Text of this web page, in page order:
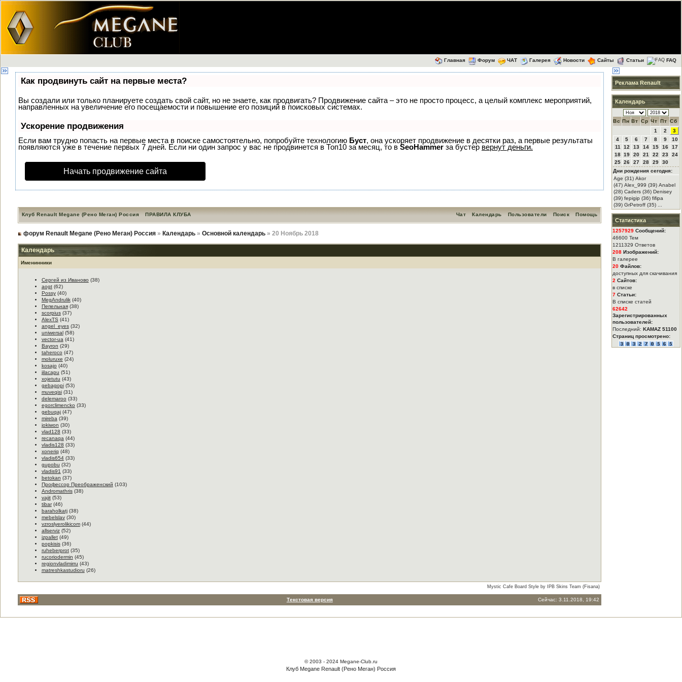
Главная Форум ЧАТ Галерея Новости Сайты Статьи FAQ
Как продвинуть сайт на первые места?
Вы создали или только планируете создать свой сайт, но не знаете, как продвигать? Продвижение сайта – это не просто процесс, а целый комплекс мероприятий,
направленных на увеличение его посещаемости и повышение его позиций в поисковых системах.
Ускорение продвижения
Если вам трудно попасть на первые места в поиске самостоятельно, попробуйте технологию Буст, она ускоряет продвижение в десятки раз, а первые результаты
появляются уже в течение первых 7 дней. Если ни один запрос у вас не продвинется в Топ10 за месяц, то в SeoHammer за бустер вернут деньги.
Начать продвижение сайта
Клуб Renault Megane (Рено Меган) Россия ПРАВИЛА КЛУБА Помощь
Поиск
Пользователи
Календарь
Чат
форум Renault Megane (Рено Меган) Россия» Календарь» Основной календарь» 20 Ноябрь 2018
Календарь
Именинники
Сергей из Иваново (38)
aogt(62)
Possy(40)
MegAndrulik(40)
Пепельная(38)
scorpius(37)
AlexTS (41)
angel_eyes(32)
uniwersal(58)
vector-ua (41)
Bayron (29)
taheroco (47)
moluruxe (24)
kosajo (40)
jilacapu (51)
xojetutu (43)
gebagopi(53)
muveqisi(31)
delemaroo (33)
egorclimencko (33)
gebuqaj(47)
mireba (39)
jokiwon (30)
vlad128 (33)
recanaqa (44)
vladis128 (33)
xoneriq (48)
vladis654(33)
gupobu (32)
vladis91 (33)
betokan (37)
Пpофессоp Пpeобpаженский (103)
Andromathris(38)
vajit(53)
tibar(46)
baraholkatj(38)
mebelslav(30)
vzroslyerolikicom(44)
allserviz(52)
izpallet(49)
popkisis(36)
ruheberprot(35)
rucoriodermin (45)
regionvladimirru (43)
matreshkastudioru (26)
Mystic Cafe Board Style by IPB Skins Team (Fisana)
Текстовая версия Сейчас: 3.11.2018, 19:42
Реклама Renault
Календарь
Вс Пн Вт Ср Чт Пт Сб
1
2
3
4
5 6 7 8 9
10
11
12 13 14 15 16
17
18 19 20 21 22 23
24
25 26 27 28 29
30
Дни рождения сегодня:
Age (31) Akor
(47) Alex_999 (39) Anabel
(28) Caders (36) Denisey
(39) fepigip (36) fifipa
(39) GrPetroff (35) ...
Статистика
1257929 Сообщений:
46600 Тем
1211329 Ответов
208 Изображений:
В галерее
20 Файлов:
доступных для скачивания
2 Сайтов:
в списке
7 Статьи:
В списке статей
62642
Зарегистрированных
пользователей:
Последний: KAMAZ 51100
Страниц просмотрено:
© 2003 - 2024 Megane-Club.ru
Клуб Megane Renault (Рено Меган) Россия